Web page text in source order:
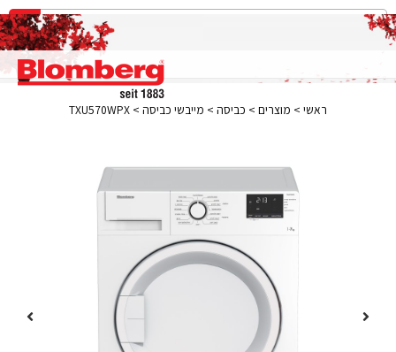
ראשי > מוצרים > כביסה > מייבשי כביסה >
TXU570WPX